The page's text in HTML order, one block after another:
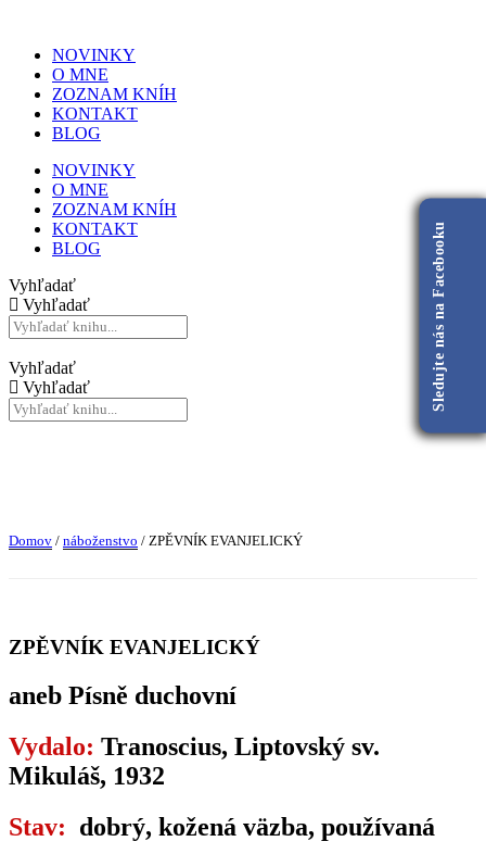
NOVINKY
O MNE
ZOZNAM KNÍH
KONTAKT
BLOG
NOVINKY
O MNE
ZOZNAM KNÍH
KONTAKT
BLOG
Vyhľadať
Vyhľadať
Vyhľadať
Vyhľadať
Domov / náboženstvo / ZPĚVNÍK EVANJELICKÝ
ZPĚVNÍK EVANJELICKÝ
aneb Písně duchovní
Vydalo: Tranoscius, Liptovský sv.
Mikuláš, 1932
Stav: dobrý, kožená väzba, používaná
Sledujte nás na Facebooku